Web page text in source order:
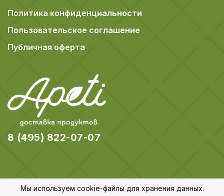
Политика конфиденциальности
Пользовательское соглашение
Публичная оферта
8 (495) 822-07-07
Мы используем cookie-файлы для хранения данных.